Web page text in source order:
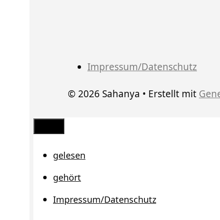
Impressum/Datenschutz
© 2026 Sahanya • Erstellt mit
Schließen
gelesen
gehört
Impressum/Datenschutz